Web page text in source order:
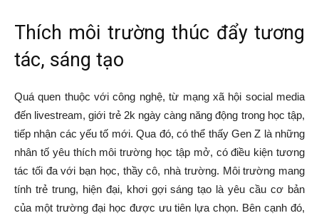
Thích môi trường thúc đẩy tương
tác, sáng tạo
Quá quen thuộc với công nghệ, từ mạng xã hội social media
đến livestream, giới trẻ 2k ngày càng năng động trong học tập,
tiếp nhận các yếu tố mới. Qua đó, có thể thấy Gen Z là những
nhân tố yêu thích môi trường học tập mở, có điều kiện tương
tác tối đa với bạn học, thầy cô, nhà trường. Môi trường mang
tính trẻ trung, hiện đại, khơi gợi sáng tạo là yêu cầu cơ bản
của một trường đại học được ưu tiên lựa chọn. Bên cạnh đó,